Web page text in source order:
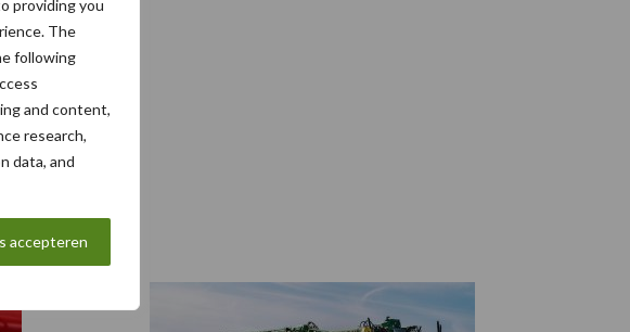
providing you
The
following
and content,
research,
data, and
accepteren
nog
over
te